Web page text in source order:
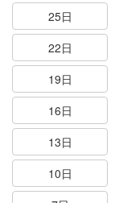
25日
22日
19日
16日
13日
10日